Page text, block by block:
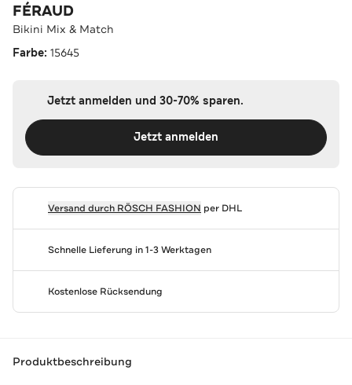
FÉRAUD
Bikini Mix & Match
Farbe: 15645
Jetzt anmelden und 30-70% sparen.
Jetzt anmelden
Versand durch RÖSCH FASHION per DHL
Schnelle Lieferung in 1-3 Werktagen
Kostenlose Rücksendung
Produktbeschreibung